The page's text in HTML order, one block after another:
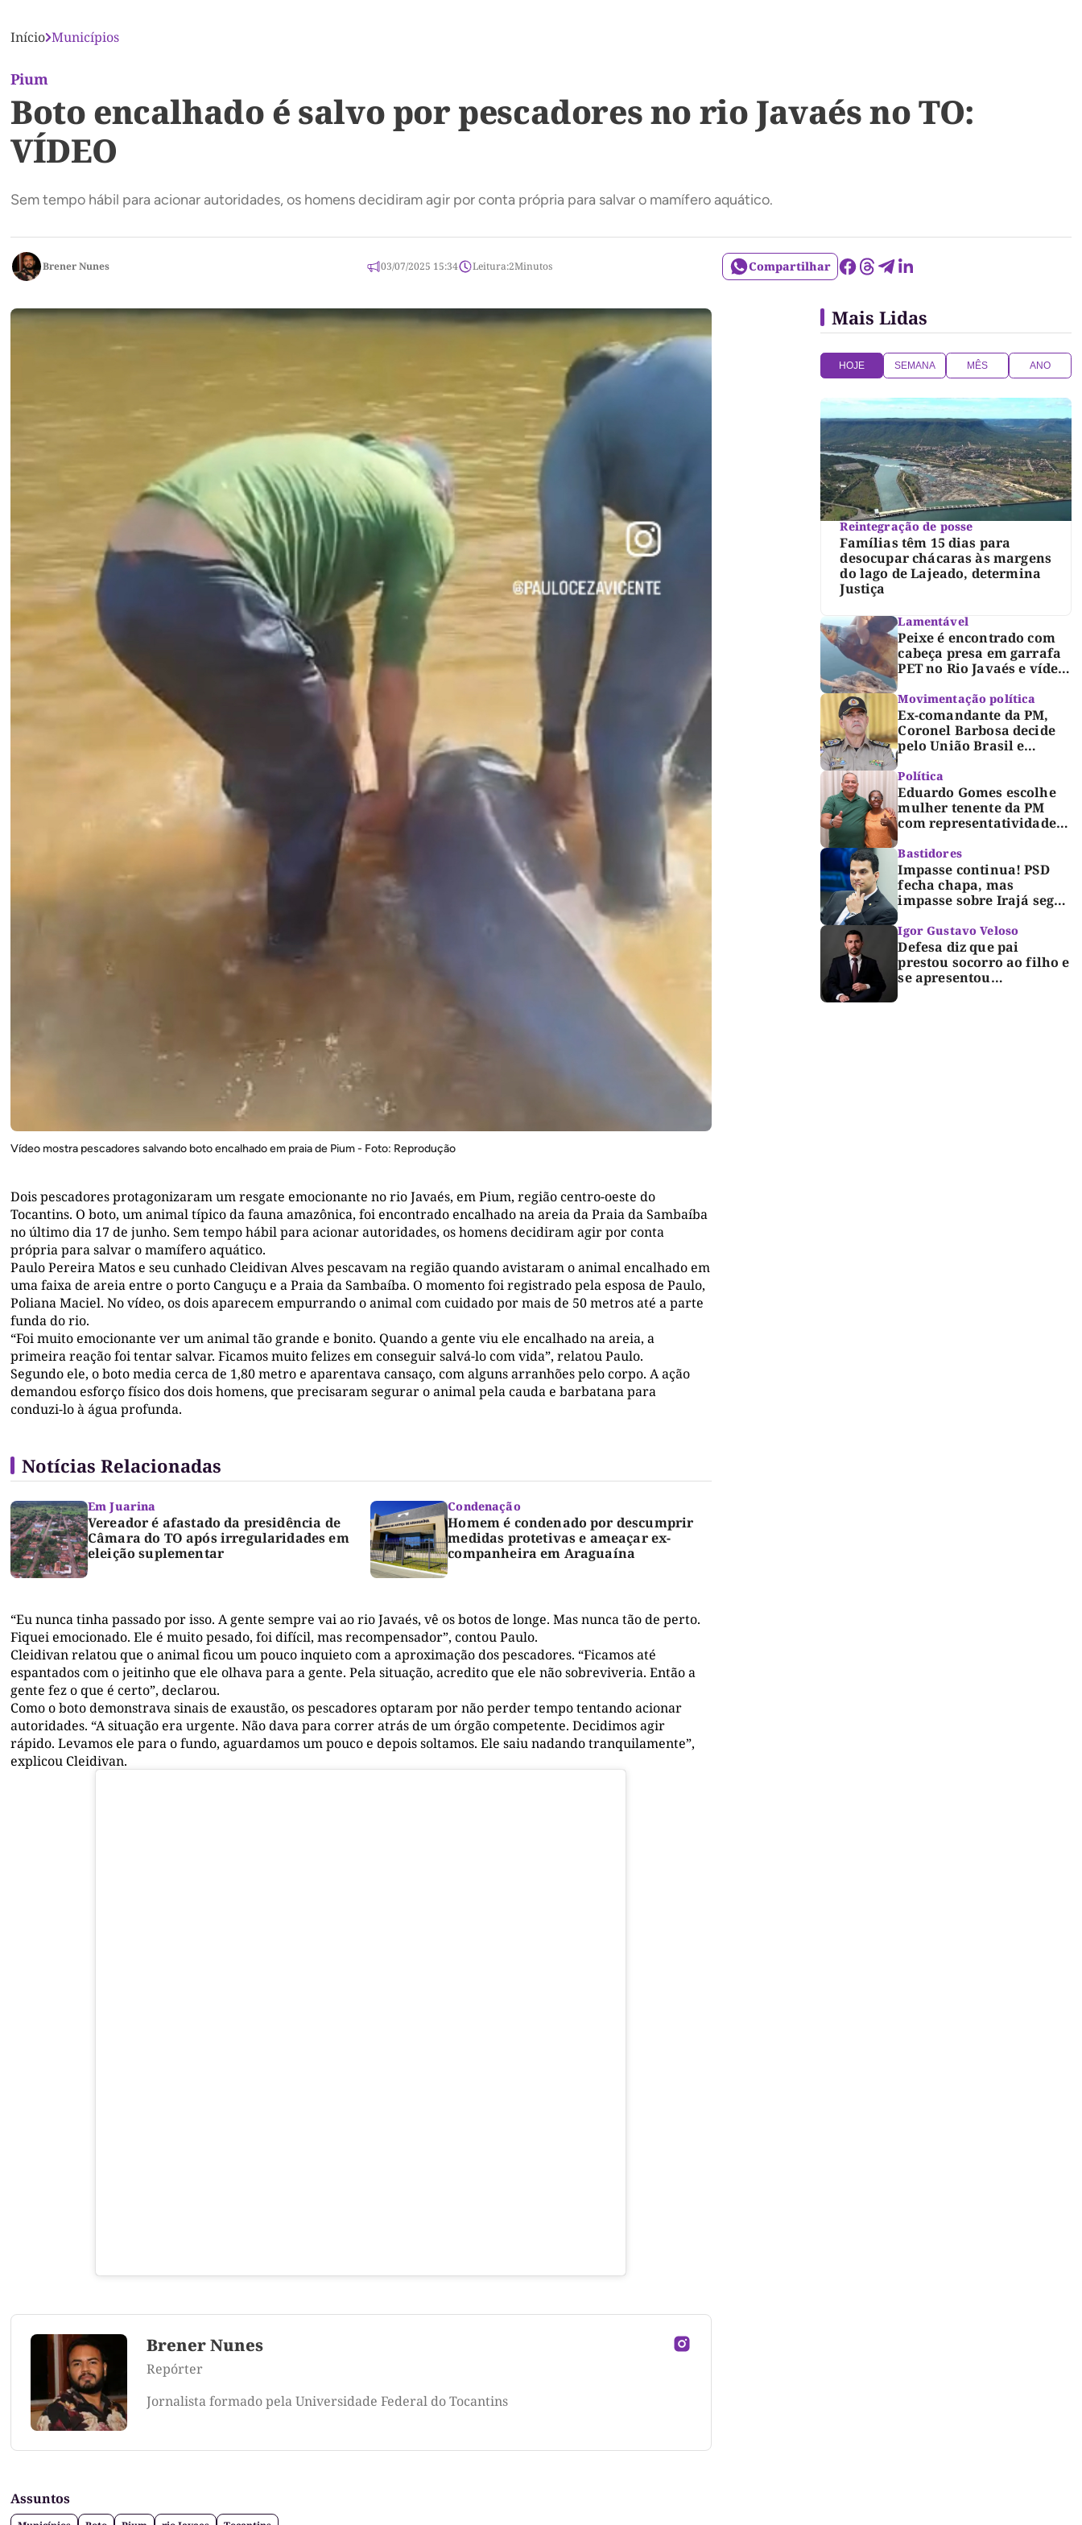
Início Municípios
Pium
Boto encalhado é salvo por pescadores no rio Javaés no TO:
VÍDEO
Sem tempo hábil para acionar autoridades, os homens decidiram agir por conta própria para salvar o mamífero aquático.
Brener Nunes 03/07/2025 15:34 Leitura:2Minutos Compartilhar
Vídeo mostra pescadores salvando boto encalhado em praia de Pium - Foto: Reprodução
Dois pescadores protagonizaram um resgate emocionante no rio Javaés, em Pium, região centro-oeste do
Tocantins. O boto, um animal típico da fauna amazônica, foi encontrado encalhado na areia da Praia da Sambaíba
no último dia 17 de junho. Sem tempo hábil para acionar autoridades, os homens decidiram agir por conta
própria para salvar o mamífero aquático.
Paulo Pereira Matos e seu cunhado Cleidivan Alves pescavam na região quando avistaram o animal encalhado em
uma faixa de areia entre o porto Canguçu e a Praia da Sambaíba. O momento foi registrado pela esposa de Paulo,
Poliana Maciel. No vídeo, os dois aparecem empurrando o animal com cuidado por mais de 50 metros até a parte
funda do rio.
“Foi muito emocionante ver um animal tão grande e bonito. Quando a gente viu ele encalhado na areia, a
primeira reação foi tentar salvar. Ficamos muito felizes em conseguir salvá-lo com vida”, relatou Paulo.
Segundo ele, o boto media cerca de 1,80 metro e aparentava cansaço, com alguns arranhões pelo corpo. A ação
demandou esforço físico dos dois homens, que precisaram segurar o animal pela cauda e barbatana para
conduzi-lo à água profunda.
Notícias Relacionadas
Em Juarina
Vereador é afastado da presidência de
Câmara do TO após irregularidades em
eleição suplementar
Condenação
Homem é condenado por descumprir
medidas protetivas e ameaçar ex-
companheira em Araguaína
“Eu nunca tinha passado por isso. A gente sempre vai ao rio Javaés, vê os botos de longe. Mas nunca tão de perto.
Fiquei emocionado. Ele é muito pesado, foi difícil, mas recompensador”, contou Paulo.
Cleidivan relatou que o animal ficou um pouco inquieto com a aproximação dos pescadores. “Ficamos até
espantados com o jeitinho que ele olhava para a gente. Pela situação, acredito que ele não sobreviveria. Então a
gente fez o que é certo”, declarou.
Como o boto demonstrava sinais de exaustão, os pescadores optaram por não perder tempo tentando acionar
autoridades. “A situação era urgente. Não dava para correr atrás de um órgão competente. Decidimos agir
rápido. Levamos ele para o fundo, aguardamos um pouco e depois soltamos. Ele saiu nadando tranquilamente”,
explicou Cleidivan.
Brener Nunes
Repórter
Jornalista formado pela Universidade Federal do Tocantins
Assuntos
Mais Lidas
HOJE SEMANA MÊS ANO
Reintegração de posse
Famílias têm 15 dias para
desocupar chácaras às margens
do lago de Lajeado, determina
Justiça
Lamentável
Peixe é encontrado com
cabeça presa em garrafa
PET no Rio Javaés e vídeo
lixo nos rios
Movimentação política
Ex-comandante da PM,
Coronel Barbosa decide
pelo União Brasil e
Dorinha
Política
Eduardo Gomes escolhe
mulher tenente da PM
com representatividade e
para compor segunda
suplência ao Senado
Bastidores
Impasse continua! PSD
fecha chapa, mas
impasse sobre Irajá segue
TRE; Laurez diz que nome
dele não foi homologado
Igor Gustavo Veloso
Defesa diz que pai
prestou socorro ao filho e
se apresentou